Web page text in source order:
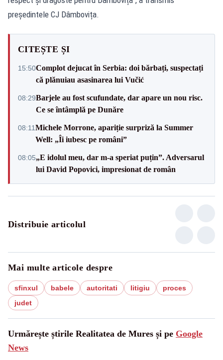
președintele CJ Dâmbovița.
CITEȘTE ȘI
15:50Complot dejucat în Serbia: doi bărbați, suspectați
că plănuiau asasinarea lui Vučić
08:29Barjele au fost scufundate, dar apare un nou risc.
Ce se întâmplă pe Dunăre
08:11Michele Morrone, apariție surpriză la Summer
Well: „Îi iubesc pe români”
08:05„E idolul meu, dar m-a speriat puțin”. Adversarul
lui David Popovici, impresionat de român
Distribuie articolul
Mai multe articole despre
sfinxul babele autoritati litigiu
proces
judet
Urmărește știrile Realitatea de Mures și pe Google
News